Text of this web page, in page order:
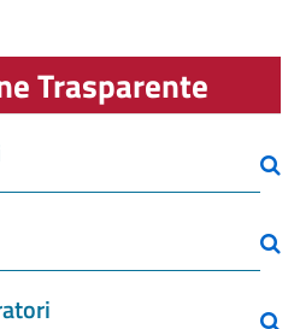
Trasparente